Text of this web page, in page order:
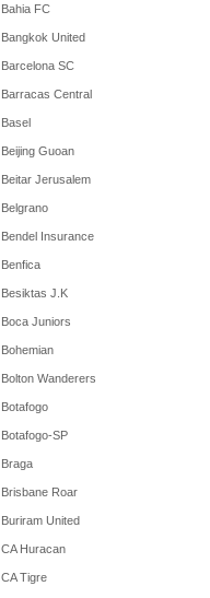
Bahia FC
Bangkok United
Barcelona SC
Barracas Central
Basel
Beijing Guoan
Beitar Jerusalem
Belgrano
Bendel Insurance
Benfica
Besiktas J.K
Boca Juniors
Bohemian
Bolton Wanderers
Botafogo
Botafogo-SP
Braga
Brisbane Roar
Buriram United
CA Huracan
CA Tigre